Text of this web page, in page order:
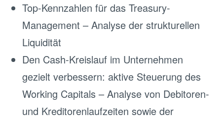
Top-Kennzahlen für das Treasury-
Management – Analyse der strukturellen
Liquidität
Den Cash-Kreislauf im Unternehmen
gezielt verbessern: aktive Steuerung des
Working Capitals – Analyse von Debitoren-
und Kreditorenlaufzeiten sowie der